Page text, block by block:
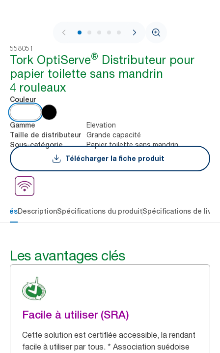
1 / 7
558051
Tork OptiServe® Distributeur pour
papier toilette sans mandrin
4 rouleaux
Couleur
Gamme Elevation
Taille de distributeur Grande capacité
Sous-catégorie
Papier toilette sans mandrin
Télécharger la fiche produit
clésDescriptionSpécifications du produitSpécifications de
Les avantages clés
Facile à utiliser (SRA)
Cette solution est certifiée accessible, la rendant
facile à utiliser par tous. * Association suédoise